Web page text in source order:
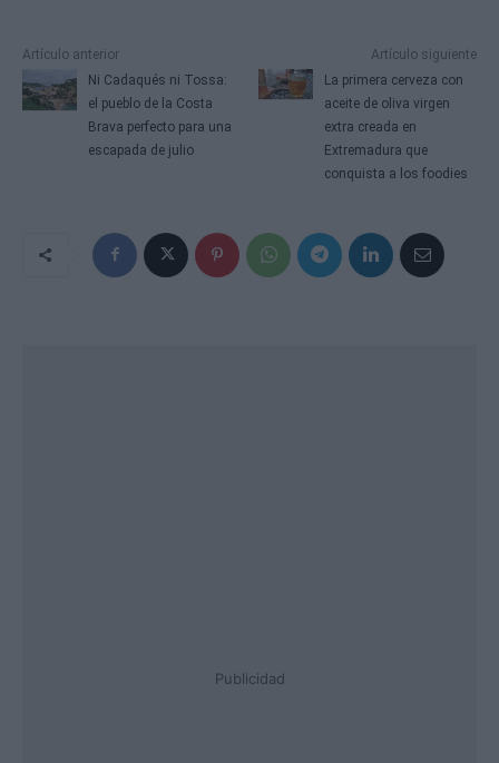
Artículo anterior
Ni Cadaqués ni Tossa:
el pueblo de la Costa
Brava perfecto para una
escapada de julio
Artículo siguiente
La primera cerveza con
aceite de oliva virgen
extra creada en
Extremadura que
conquista a los foodies
Publicidad